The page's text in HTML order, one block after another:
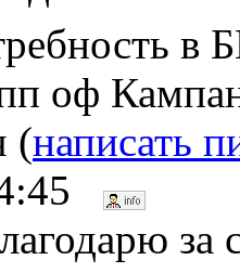
в
оф
(написать
за